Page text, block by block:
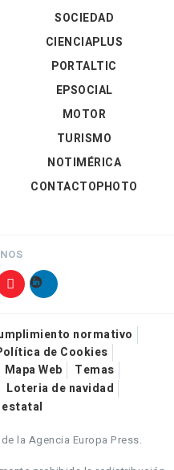
SOCIEDAD
CIENCIAPLUS
PORTALTIC
EPSOCIAL
MOTOR
TURISMO
NOTIMÉRICA
CONTACTOPHOTO
normativo
de Cookies
Mapa Web
Temas
Loteria de navidad
la Agencia Europa Press.